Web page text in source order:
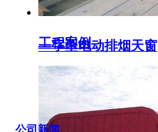
一字型电动排烟天窗
工程案例